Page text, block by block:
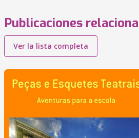
Publicaciones
Ver la lista completa